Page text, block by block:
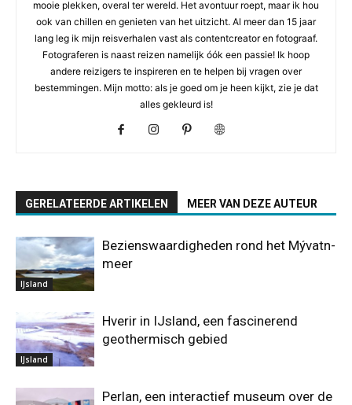
mooie plekken, overal ter wereld. Het avontuur roept, maar ik hou
ook van chillen en genieten van het uitzicht. Al meer dan 15 jaar
lang leg ik mijn reisverhalen vast als contentcreator en fotograaf.
Fotograferen is naast reizen namelijk óók een passie! Ik hoop
andere reizigers te inspireren en te helpen bij vragen over
bestemmingen. Mijn motto: als je goed om je heen kijkt, zie je dat
alles gekleurd is!
GERELATEERDE ARTIKELEN MEER VAN DEZE AUTEUR
IJsland
Bezienswaardigheden rond het Mývatn-
meer
IJsland
Hverir in IJsland, een fascinerend
geothermisch gebied
Perlan, een interactief museum over de